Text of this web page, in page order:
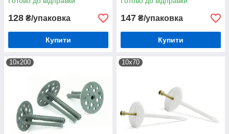
128 ₴/упаковка
Купити
147 ₴/упаковка
Купити
10х200 10х70